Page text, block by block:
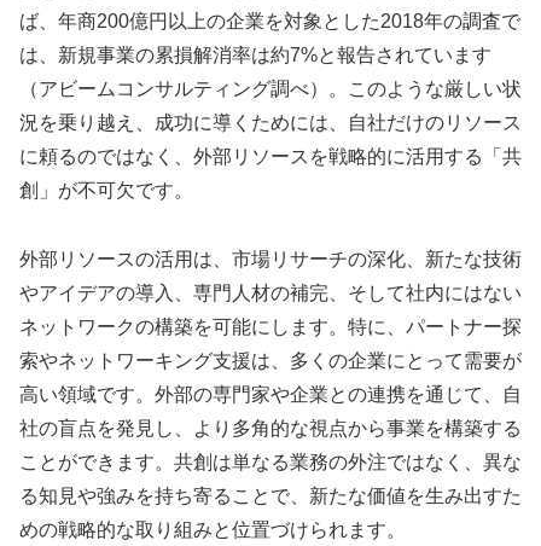
ば、年商200億円以上の企業を対象とした2018年の調査で
は、新規事業の累損解消率は約7%と報告されています
（アビームコンサルティング調べ）。このような厳しい状
況を乗り越え、成功に導くためには、自社だけのリソース
に頼るのではなく、外部リソースを戦略的に活用する「共
創」が不可欠です。
外部リソースの活用は、市場リサーチの深化、新たな技術
やアイデアの導入、専門人材の補完、そして社内にはない
ネットワークの構築を可能にします。特に、パートナー探
索やネットワーキング支援は、多くの企業にとって需要が
高い領域です。外部の専門家や企業との連携を通じて、自
社の盲点を発見し、より多角的な視点から事業を構築する
ことができます。共創は単なる業務の外注ではなく、異な
る知見や強みを持ち寄ることで、新たな価値を生み出すた
めの戦略的な取り組みと位置づけられます。